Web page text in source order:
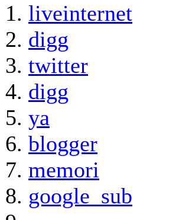
liveinternet
digg
twitter
digg
ya
blogger
memori
google_sub